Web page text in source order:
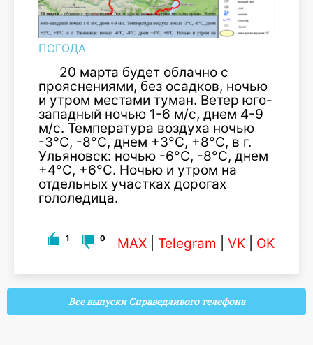
ПОГОДА
20 марта будет облачно с
прояснениями, без осадков, ночью
и утром местами туман. Ветер юго-
западный ночью 1-6 м/с, днем 4-9
м/с. Температура воздуха ночью
-3°С, -8°С, днем +3°С, +8°С, в г.
Ульяновск: ночью -6°С, -8°С, днем
+4°С, +6°С. Ночью и утром на
отдельных участках дорогах
гололедица.
1 0 MAX Telegram VK OK
Все выпуски Справедливого телефона